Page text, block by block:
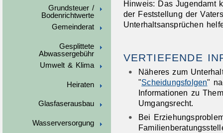
Grundsteuer /
Bodenrichtwerte
Gemeinderat
Gesplittete
Abwassergebühr
Umwelt & Klima
Heiraten
Glasfaserausbau
Wasserversorgung
Hinweis: Das Jugendamt
der Feststellung der
Unterhaltsansprüchen
VERTIEFENDE
Näheres zum
"Scheidungsfolgen"
Informationen zu
Umgangsrecht.
Bei